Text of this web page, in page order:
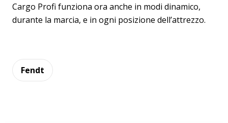
Cargo Profi funziona ora anche in modi dinamico,
durante la marcia, e in ogni posizione dell’attrezzo.
Fendt